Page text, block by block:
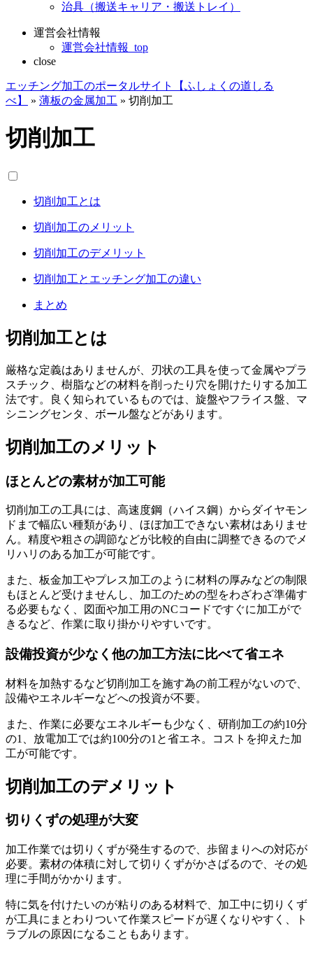
治具（搬送キャリア・搬送トレイ）
運営会社情報
運営会社情報_top
close
エッチング加工のポータルサイト【ふしょくの道しる
べ】
» 薄板の金属加工 » 切削加工
切削加工
切削加工とは
切削加工のメリット
切削加工のデメリット
切削加工とエッチング加工の違い
まとめ
切削加工とは
厳格な定義はありませんが、刃状の工具を使って金属やプラ
スチック、樹脂などの材料を削ったり穴を開けたりする加工
法です。良く知られているものでは、旋盤やフライス盤、マ
シニングセンタ、ボール盤などがあります。
切削加工のメリット
ほとんどの素材が加工可能
切削加工の工具には、 高速度鋼（ハイス鋼）からダイヤモン
ドまで幅広い種類があり、ほぼ加工できない素材はありませ
ん。精度や粗さの調節などが比較的自由に調整できるのでメ
リハリのある加工が可能です。
また、板金加工やプレス加工のように材料の厚みなどの制限
もほとんど受けません し、 加工のための型をわざわざ準備す
る必要もなく
、図面や加工用のNCコードですぐに加工がで
きるなど、作業に取り掛かりやすいです。
設備投資が少なく他の加工方法に比べて省エネ
材料を加熱するなど切削加工を施す為の前工程がないので、
設備やエネルギーなどへの投資が不要。
また、作業に必要なエネルギーも少なく、研削加工の約10分
の1、放電加工では約100分の1と省エネ。コストを抑えた加
工が可能です。
切削加工のデメリット
切りくずの処理が大変
加工作業では切りくずが発生するので、歩留まりへの対応が
必要。 素材の体積に対して切りくずがかさばるので、その処
理に手間がかかります。
特に気を付けたいのが粘りのある材料で、加工中に切りくず
が工具にまとわりついて作業スピードが遅くなりやすく、ト
ラブルの原因になることもあります。